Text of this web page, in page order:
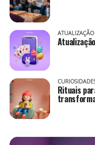
ATUALIZAÇÃO
Rituais